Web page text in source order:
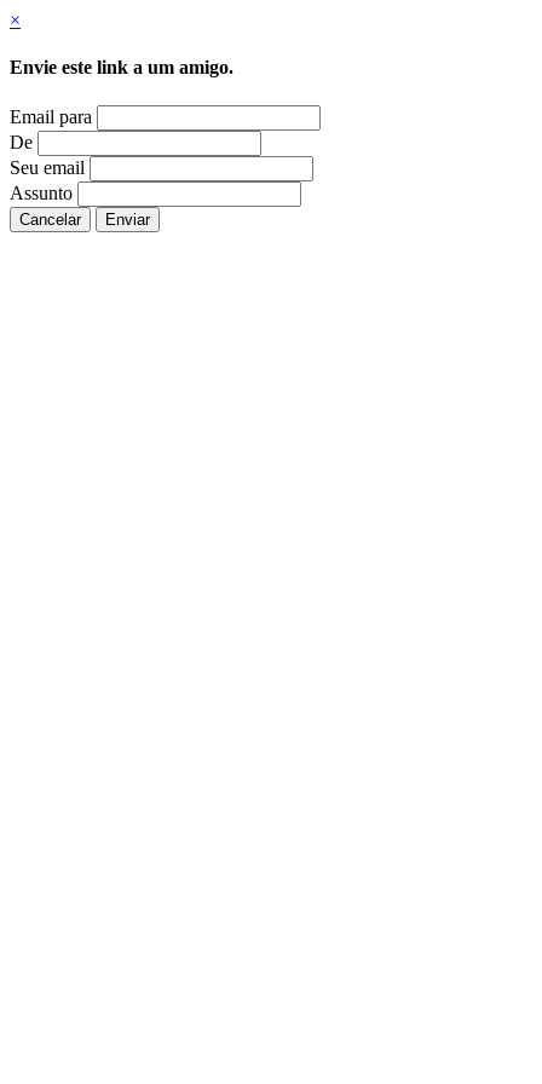
×
Envie este link a um amigo.
Email para
De
Seu email
Assunto
Cancelar Enviar